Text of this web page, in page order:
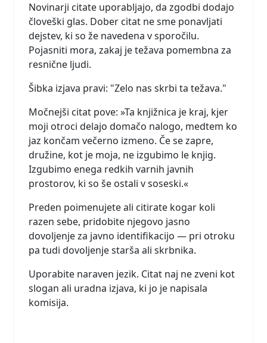
Novinarji citate uporabljajo, da zgodbi dodajo
človeški glas. Dober citat ne sme ponavljati
dejstev, ki so že navedena v sporočilu.
Pojasniti mora, zakaj je težava pomembna za
resnične ljudi.
Šibka izjava pravi: "Zelo nas skrbi ta težava."
Močnejši citat pove: »Ta knjižnica je kraj, kjer
moji otroci delajo domačo nalogo, medtem ko
jaz končam večerno izmeno. Če se zapre,
družine, kot je moja, ne izgubimo le knjig.
Izgubimo enega redkih varnih javnih
prostorov, ki so še ostali v soseski.«
Preden poimenujete ali citirate kogar koli
razen sebe, pridobite njegovo jasno
dovoljenje za javno identifikacijo — pri otroku
pa tudi dovoljenje starša ali skrbnika.
Uporabite naraven jezik. Citat naj ne zveni kot
slogan ali uradna izjava, ki jo je napisala
komisija.